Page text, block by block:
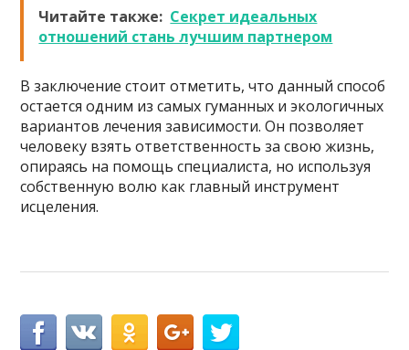
Читайте также: Секрет идеальных
отношений стань лучшим партнером
В заключение стоит отметить, что данный способ
остается одним из самых гуманных и экологичных
вариантов лечения зависимости. Он позволяет
человеку взять ответственность за свою жизнь,
опираясь на помощь специалиста, но используя
собственную волю как главный инструмент
исцеления.